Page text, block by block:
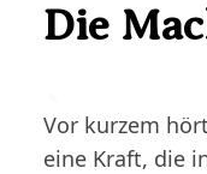
Die
Vor kurzem
eine Kraft, die